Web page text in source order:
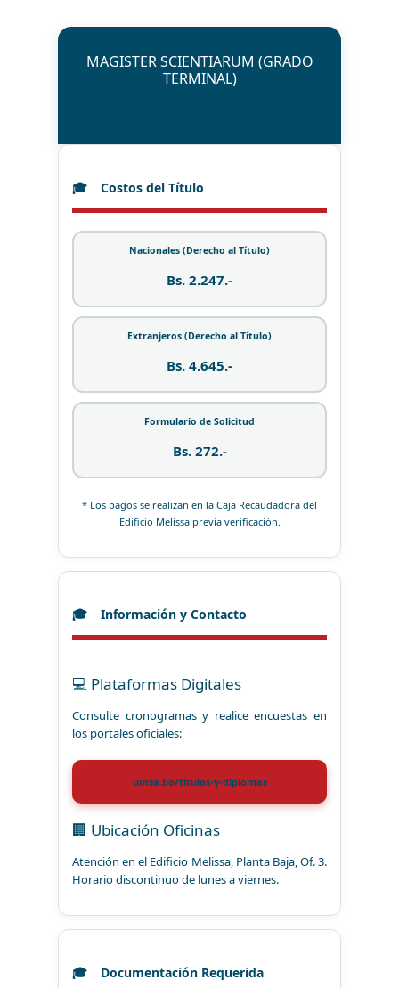
MAGISTER SCIENTIARUM (GRADO
TERMINAL)
Costos del Título
Nacionales (Derecho al Título)
Bs. 2.247.-
Extranjeros (Derecho al Título)
Bs. 4.645.-
Formulario de Solicitud
Bs. 272.-
* Los pagos se realizan en la Caja Recaudadora del
Edificio Melissa previa verificación.
Información y Contacto
💻 Plataformas Digitales
Consulte cronogramas y realice encuestas en
los portales oficiales:
umsa.bo/titulos-y-diplomas
🏢 Ubicación Oficinas
Atención en el Edificio Melissa, Planta Baja, Of. 3.
Horario discontinuo de lunes a viernes.
Documentación Requerida